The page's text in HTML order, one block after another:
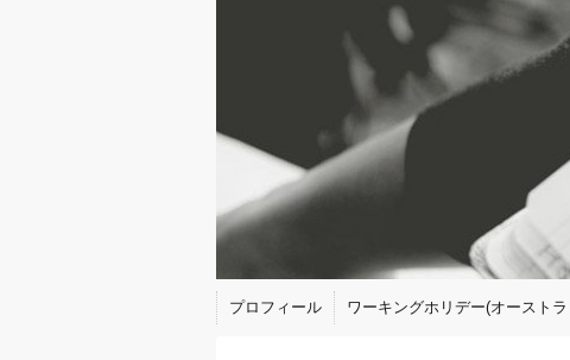
プロフィール ワーキングホリデー(オースト